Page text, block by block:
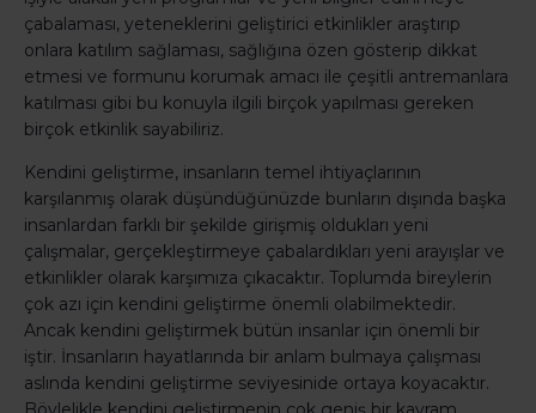
çabalaması, yeteneklerini geliştirici etkinlikler araştırıp
onlara katılım sağlaması, sağlığına özen gösterip dikkat
etmesi ve formunu korumak amacı ile çeşitli antremanlara
katılması gibi bu konuyla ilgili birçok yapılması gereken
birçok etkinlik sayabiliriz.
Kendini geliştirme, insanların temel ihtiyaçlarının
karşılanmış olarak düşündüğünüzde bunların dışında başka
insanlardan farklı bir şekilde girişmiş oldukları yeni
çalışmalar, gerçekleştirmeye çabalardıkları yeni arayışlar ve
etkinlikler olarak karşımıza çıkacaktır. Toplumda bireylerin
çok azı için kendini geliştirme önemli olabilmektedir.
Ancak kendini geliştirmek bütün insanlar için önemli bir
iştir. İnsanların hayatlarında bir anlam bulmaya çalışması
aslında kendini geliştirme seviyesinide ortaya koyacaktır.